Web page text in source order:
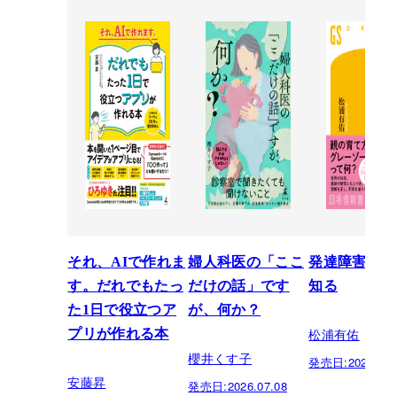
それ、AIで作れま
す。だれでもたっ
た1日で役立つア
プリが作れる本
安藤昇
婦人科医の「ここ
だけの話」です
が、何か？
櫻井くす子
発売日:2026.07.08
発達障害を
知る
松浦有佑
発売日: